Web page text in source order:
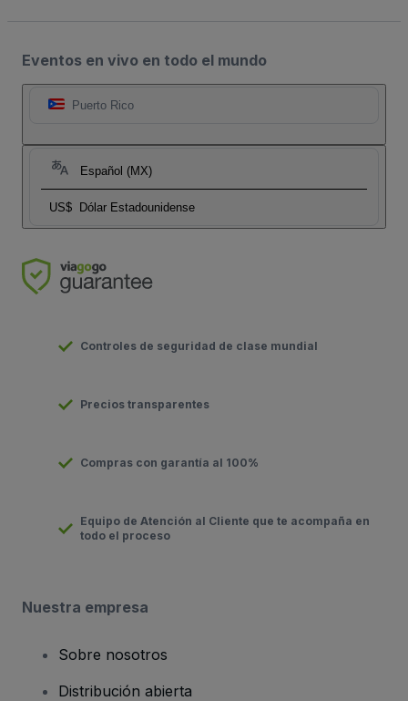
Eventos en vivo en todo el mundo
Puerto Rico
Español (MX)
US$ Dólar Estadounidense
Controles de seguridad de clase mundial
Precios transparentes
Compras con garantía al 100%
Equipo de Atención al Cliente que te acompaña en
todo el proceso
Nuestra empresa
Sobre nosotros
Distribución abierta